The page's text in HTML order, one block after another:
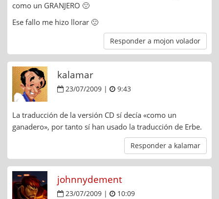
como un GRANJERO 🙁
Ese fallo me hizo llorar 🙁
Responder a mojon volador
kalamar
23/07/2009 | 9:43
La traducción de la versión CD sí decía «como un
ganadero», por tanto sí han usado la traducción de Erbe.
Responder a kalamar
johnnydement
23/07/2009 | 10:09